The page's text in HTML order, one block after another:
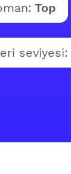
Top
seviyesi: